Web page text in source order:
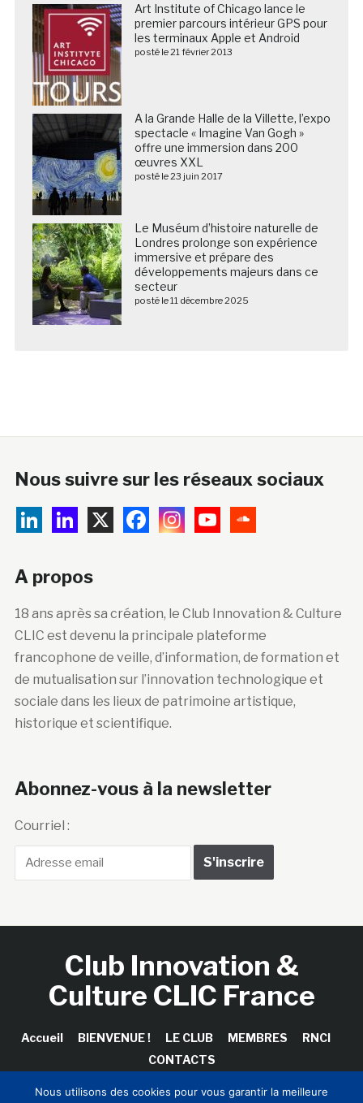
Art Institute of Chicago lance le
premier parcours intérieur GPS pour
les terminaux Apple et Android
posté le 21 février 2013
A la Grande Halle de la Villette, l’expo
spectacle « Imagine Van Gogh »
offre une immersion dans 200
œuvres XXL
posté le 23 juin 2017
Le Muséum d’histoire naturelle de
Londres prolonge son expérience
immersive et prépare des
développements majeurs dans ce
secteur
posté le 11 décembre 2025
Nous suivre sur les réseaux sociaux
A propos
18 ans après sa création, le Club Innovation & Culture
CLIC est devenu la principale plateforme
francophone de veille, d’information, de formation et
de mutualisation sur l’innovation technologique et
sociale dans les lieux de patrimoine artistique,
historique et scientifique.
Abonnez-vous à la newsletter
Courriel :
Club Innovation &
Culture CLIC France
Accueil BIENVENUE ! LE CLUB MEMBRES
RNCI
CONTACTS
Nous utilisons des cookies pour vous garantir la meilleure